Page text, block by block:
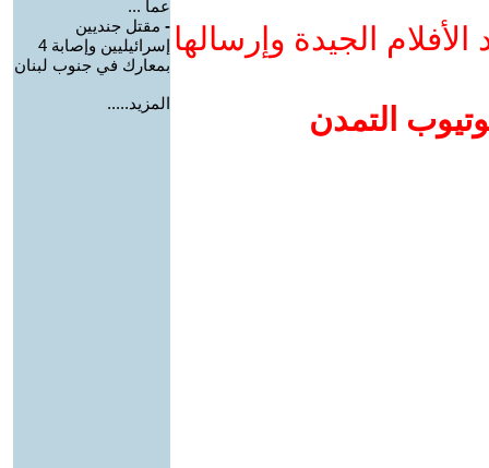
الجيدة وإرسالها
التمدن
عما ...
- مقتل جنديين
إسرائيليين وإصابة 4
بمعارك في جنوب لبنان
المزيد.....